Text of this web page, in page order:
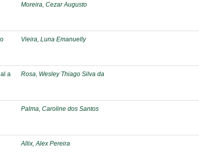
Moreira, Cezar Augusto
Vieira, Luna Emanuelly
a
Rosa, Wesley Thiago Silva da
Palma, Caroline dos Santos
Allix, Alex Pereira